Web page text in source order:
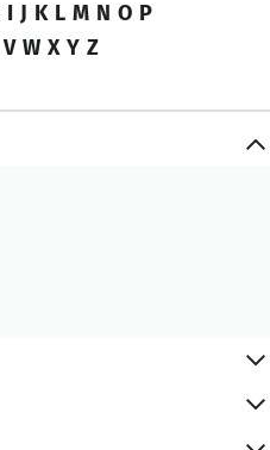
I J K L M N O P
V W X Y Z